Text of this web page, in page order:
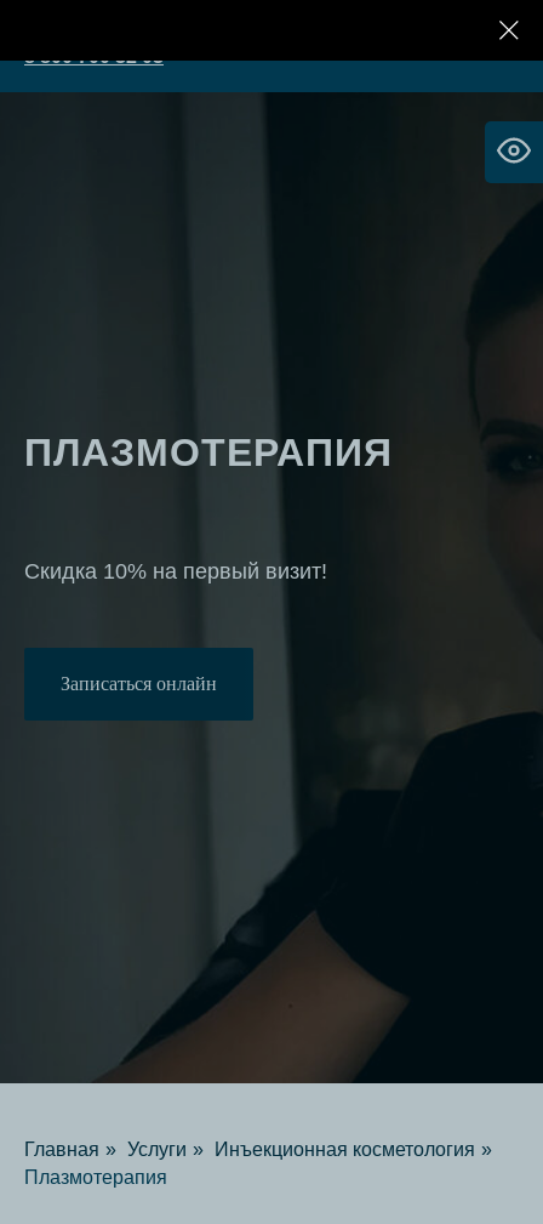
8 800 700 32 03
ПЛАЗМОТЕРАПИЯ
Скидка 10% на первый визит!
Записаться онлайн
Главная » Услуги » Инъекционная косметология »
Плазмотерапия